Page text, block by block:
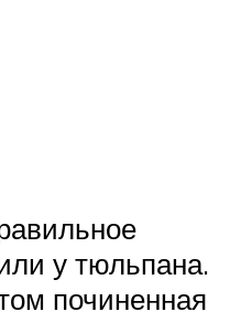
у тюльпана.
починенная